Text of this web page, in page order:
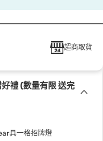
超商取貨
禮 (數量有限 送完
具一格招牌燈